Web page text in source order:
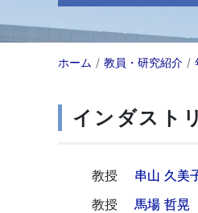
ホーム 教員・研究紹介
インダスト
教授
串山 久美
教授
馬場 哲晃